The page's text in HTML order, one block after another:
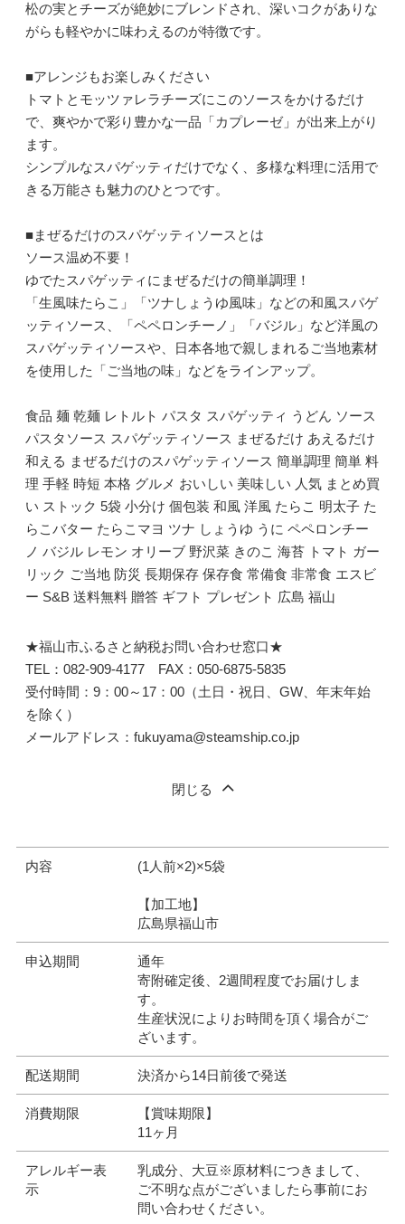
松の実とチーズが絶妙にブレンドされ、深いコクがありな
がらも軽やかに味わえるのが特徴です。
■アレンジもお楽しみください
トマトとモッツァレラチーズにこのソースをかけるだけ
で、爽やかで彩り豊かな一品「カプレーゼ」が出来上がり
ます。
シンプルなスパゲッティだけでなく、多様な料理に活用で
きる万能さも魅力のひとつです。
■まぜるだけのスパゲッティソースとは
ソース温め不要！
ゆでたスパゲッティにまぜるだけの簡単調理！
「生風味たらこ」「ツナしょうゆ風味」などの和風スパゲ
ッティソース、「ペペロンチーノ」「バジル」など洋風の
スパゲッティソースや、日本各地で親しまれるご当地素材
を使用した「ご当地の味」などをラインアップ。
食品 麺 乾麺 レトルト パスタ スパゲッティ うどん ソース
パスタソース スパゲッティソース まぜるだけ あえるだけ
和える まぜるだけのスパゲッティソース 簡単調理 簡単 料
理 手軽 時短 本格 グルメ おいしい 美味しい 人気 まとめ買
い ストック 5袋 小分け 個包装 和風 洋風 たらこ 明太子 た
らこバター たらこマヨ ツナ しょうゆ うに ペペロンチー
ノ バジル レモン オリーブ 野沢菜 きのこ 海苔 トマト ガー
リック ご当地 防災 長期保存 保存食 常備食 非常食 エスビ
ー S&B 送料無料 贈答 ギフト プレゼント 広島 福山
★福山市ふるさと納税お問い合わせ窓口★
TEL：082-909-4177 FAX：050-6875-5835
受付時間：9：00～17：00（土日・祝日、GW、年末年始
を除く）
メールアドレス：fukuyama@steamship.co.jp
閉じる
内容 (1人前×2)×5袋
【加工地】
広島県福山市
申込期間
通年
寄附確定後、2週間程度でお届けしま
す。
生産状況によりお時間を頂く場合がご
ざいます。
配送期間 決済から14日前後で発送
消費期限
【賞味期限】
11ヶ月
アレルギー表
示
乳成分、大豆※原材料につきまして、
ご不明な点がございましたら事前にお
問い合わせください。